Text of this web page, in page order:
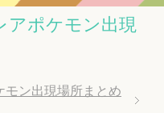
アポケモン出現
モン出現場所まとめ